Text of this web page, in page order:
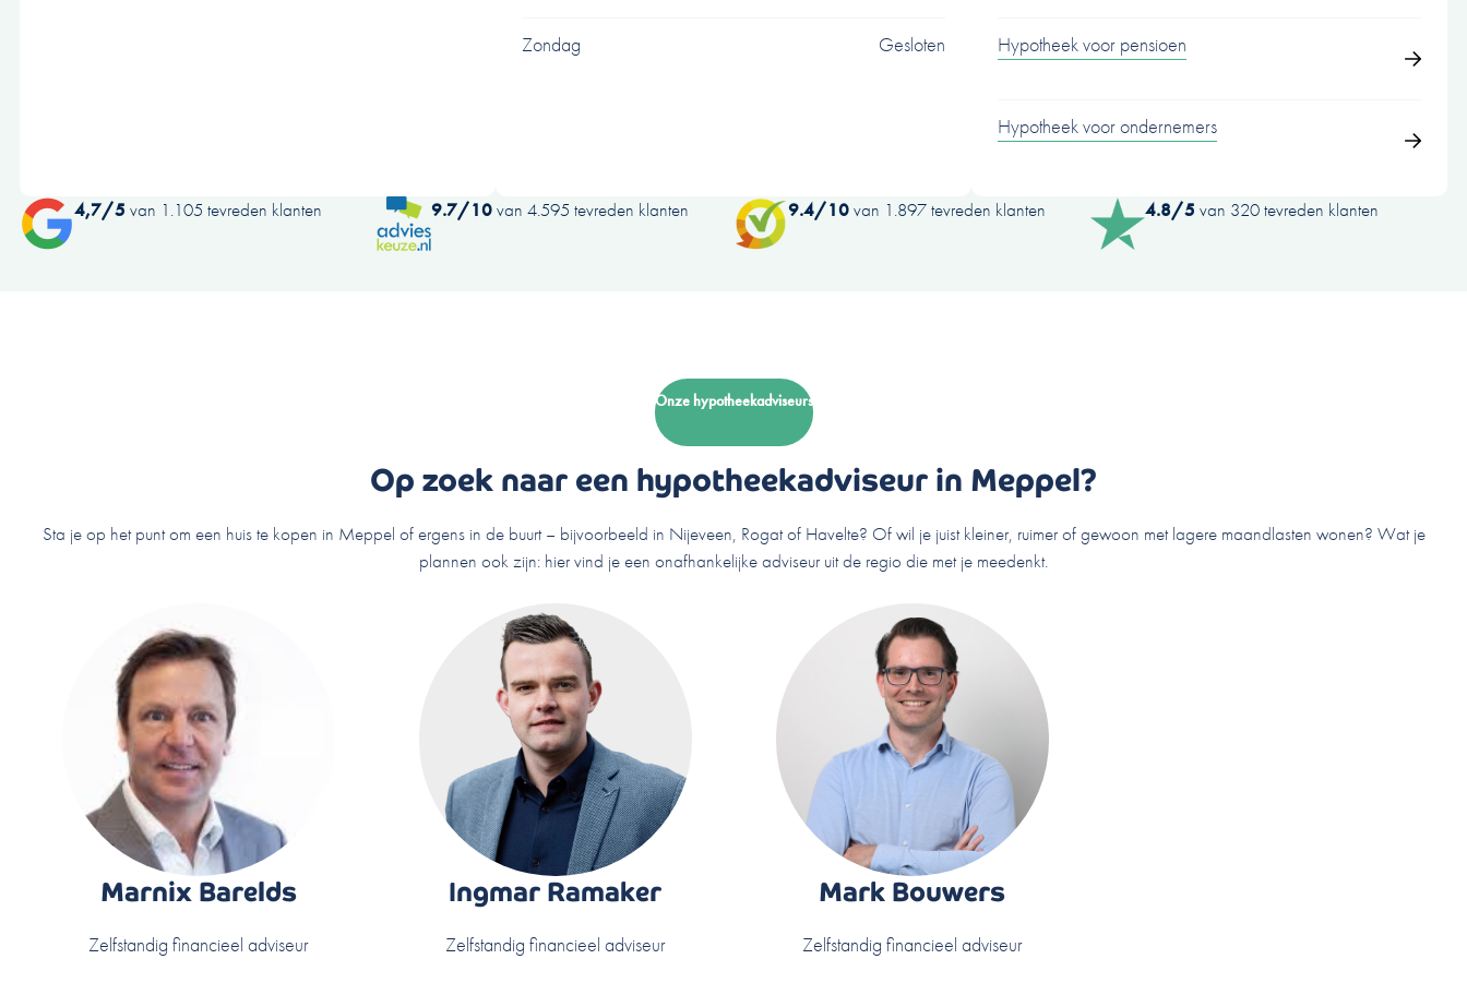
Zondag Gesloten Hypotheek voor pensioen
Hypotheek voor ondernemers
4,7/5 van 1.105 tevreden klanten 9.7/10van 4.595 tevreden klanten 9.4/10van 1.897 tevreden klanten 4.8/5 van 320 tevreden klanten
Onze hypotheekadviseurs
Op zoek naar een hypotheekadviseur in Meppel?
Sta je op het punt om een huis te kopen in Meppel of ergens in de buurt – bijvoorbeeld in Nijeveen, Rogat of Havelte? Of wil je juist kleiner, ruimer of gewoon met lagere maandlasten wonen? Wat je
plannen ook zijn: hier vind je een onafhankelijke adviseur uit de regio die met je meedenkt.
Marnix Barelds
Zelfstandig financieel adviseur
Ingmar Ramaker
Zelfstandig financieel adviseur
Mark Bouwers
Zelfstandig financieel adviseur